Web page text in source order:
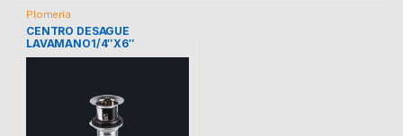
Plomeria
CENTRO DESAGUE
LAVAMANO1/4″X6″
CROMADO